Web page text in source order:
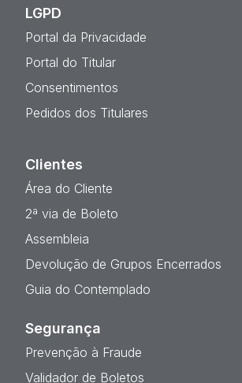
LGPD
Portal da Privacidade
Portal do Titular
Consentimentos
Pedidos dos Titulares
Clientes
Área do Cliente
2ª via de Boleto
Assembleia
Devolução de Grupos Encerrados
Guia do Contemplado
Segurança
Prevenção à Fraude
Validador de Boletos